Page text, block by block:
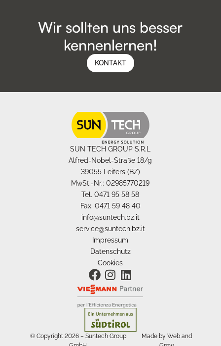
Wir sollten uns besser
kennenlernen!
KONTAKT
SUN TECH GROUP S.R.L
Alfred-Nobel-Straße 18/g
39055 Leifers (BZ)
MwSt.-Nr.: 02985770219
Tel. 0471 95 58 58
Fax. 0471 59 48 40
info@suntech.bz.it
service@suntech.bz.it
Impressum
Datenschutz
Cookies
© Copyright 2026 – Suntech Group
Made by Web and